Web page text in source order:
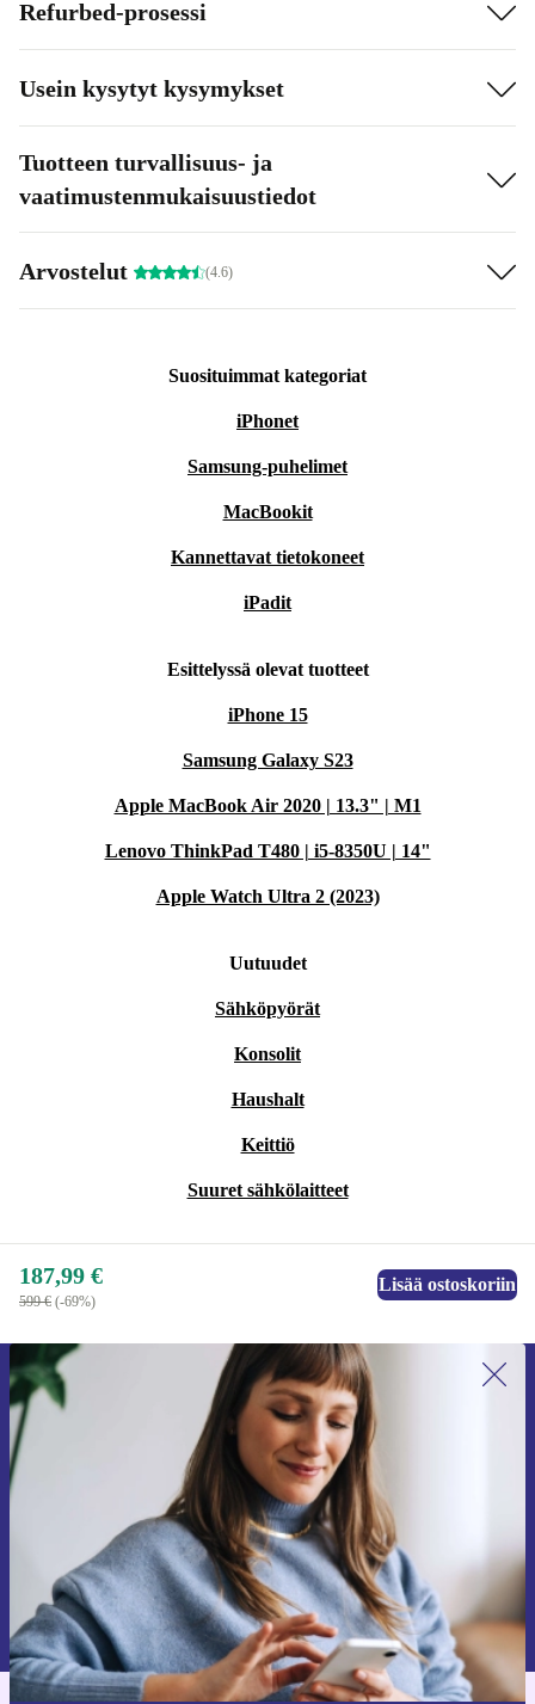
Refurbed-prosessi
Usein kysytyt kysymykset
Tuotteen turvallisuus- ja
vaatimustenmukaisuustiedot
Arvostelut (4.6)
Suosituimmat kategoriat
iPhonet
Samsung-puhelimet
MacBookit
Kannettavat tietokoneet
iPadit
Esittelyssä olevat tuotteet
iPhone 15
Samsung Galaxy S23
Apple MacBook Air 2020 | 13.3" | M1
Lenovo ThinkPad T480 | i5-8350U | 14"
Apple Watch Ultra 2 (2023)
Uutuudet
Sähköpyörät
Konsolit
Haushalt
Keittiö
Suuret sähkölaitteet
187,99 €
599 € (-69%)
Lisää ostoskoriin
Liity ensimmäistä kertaa uutiskirjeen
tilaajaksi ja säästä 15 €!
Älä missaa enää yhtäkään tarjousta.
Pyydä etukuponki
Lisätietoja henkilötietojen käytöstä löydättietosuojaselosteestamme.